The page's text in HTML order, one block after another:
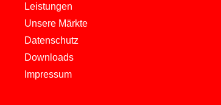
Leistungen
Unsere Märkte
Datenschutz
Downloads
Impressum